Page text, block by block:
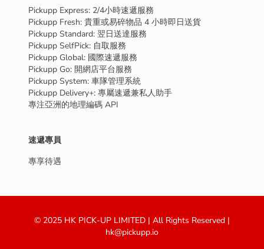
Pickupp Express: 2/4小時速遞服務
Pickupp Fresh: 貴重或易碎物品 4 小時即日送貨
Pickupp Standard: 翌日送達服務
Pickupp SelfPick: 自取服務
Pickupp Global: 國際速遞服務
Pickupp Go: 開網店平台服務
Pickupp System: 車隊管理系統
Pickupp Delivery+: 專屬速遞兼私人助手
專注亞洲的地理編碼 API
速遞專員
專享待遇
© 2025 HK PICK-UP LIMITED | All Rights Reserved |
hk@pickupp.io